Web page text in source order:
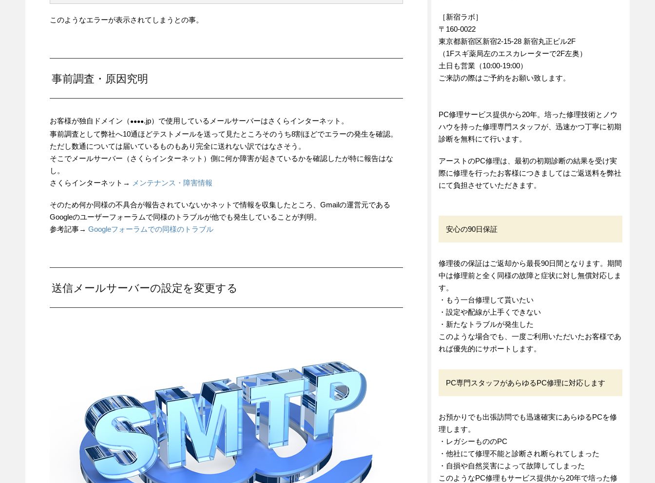
このようなエラーが表示されてしまうとの事。
事前調査・原因究明
お客様が独自ドメイン（ ●●●●.jp）で使用しているメールサーバーはさくらインターネット。
事前調査として弊社へ10通ほどテストメールを送って見たところそのうち8割ほどでエラーの発生を確認。
ただし数通については届いているものもあり完全に送れない訳ではなさそう。
そこでメールサーバー（さくらインターネット）側に何か障害が起きているかを確認したが特に報告はな
し。
さくらインターネット→
メンテナンス・障害情報
そのため何か同様の不具合が報告されていないかネットで情報を収集したところ、Gmailの運営元である
Googleのユーザーフォーラムで同様のトラブルが他でも発生していることが判明。
参考記事→ Googleフォーラムでの同様のトラブル
送信メールサーバーの設定を変更する
［新宿ラボ］
〒160-0022
東京都新宿区新宿2-15-28 新宿丸正ビル2F
（1Fスギ薬局左のエスカレーターで2F左奥）
土日も営業（10:00-19:00）
ご来訪の際はご予約をお願い致します。
PC修理サービス提供から20年。培った修理技術とノウ
ハウを持った修理専門スタッフが、迅速かつ丁寧に初期
診断を無料にて行います。
アーストのPC修理は、最初の初期診断の結果を受け実
際に修理を行ったお客様につきましてはご返送料を弊社
にて負担させていただきます。
安心の90日保証
修理後の保証はご返却から最長90日間となります。期間
中は修理前と全く同様の故障と症状に対し無償対応しま
す。
・もう一台修理して貰いたい
・設定や配線が上手くできない
・新たなトラブルが発生した
このような場合でも、一度ご利用いただいたお客様であ
れば優先的にサポートします。
PC専門スタッフがあらゆるPC修理に対応します
お預かりでも出張訪問でも迅速確実にあらゆるPCを修
理します。
・レガシーもののPC
・他社にて修理不能と診断され断られてしまった
・自損や自然災害によって故障してしまった
このようなPC修理もサービス提供から20年で培った修